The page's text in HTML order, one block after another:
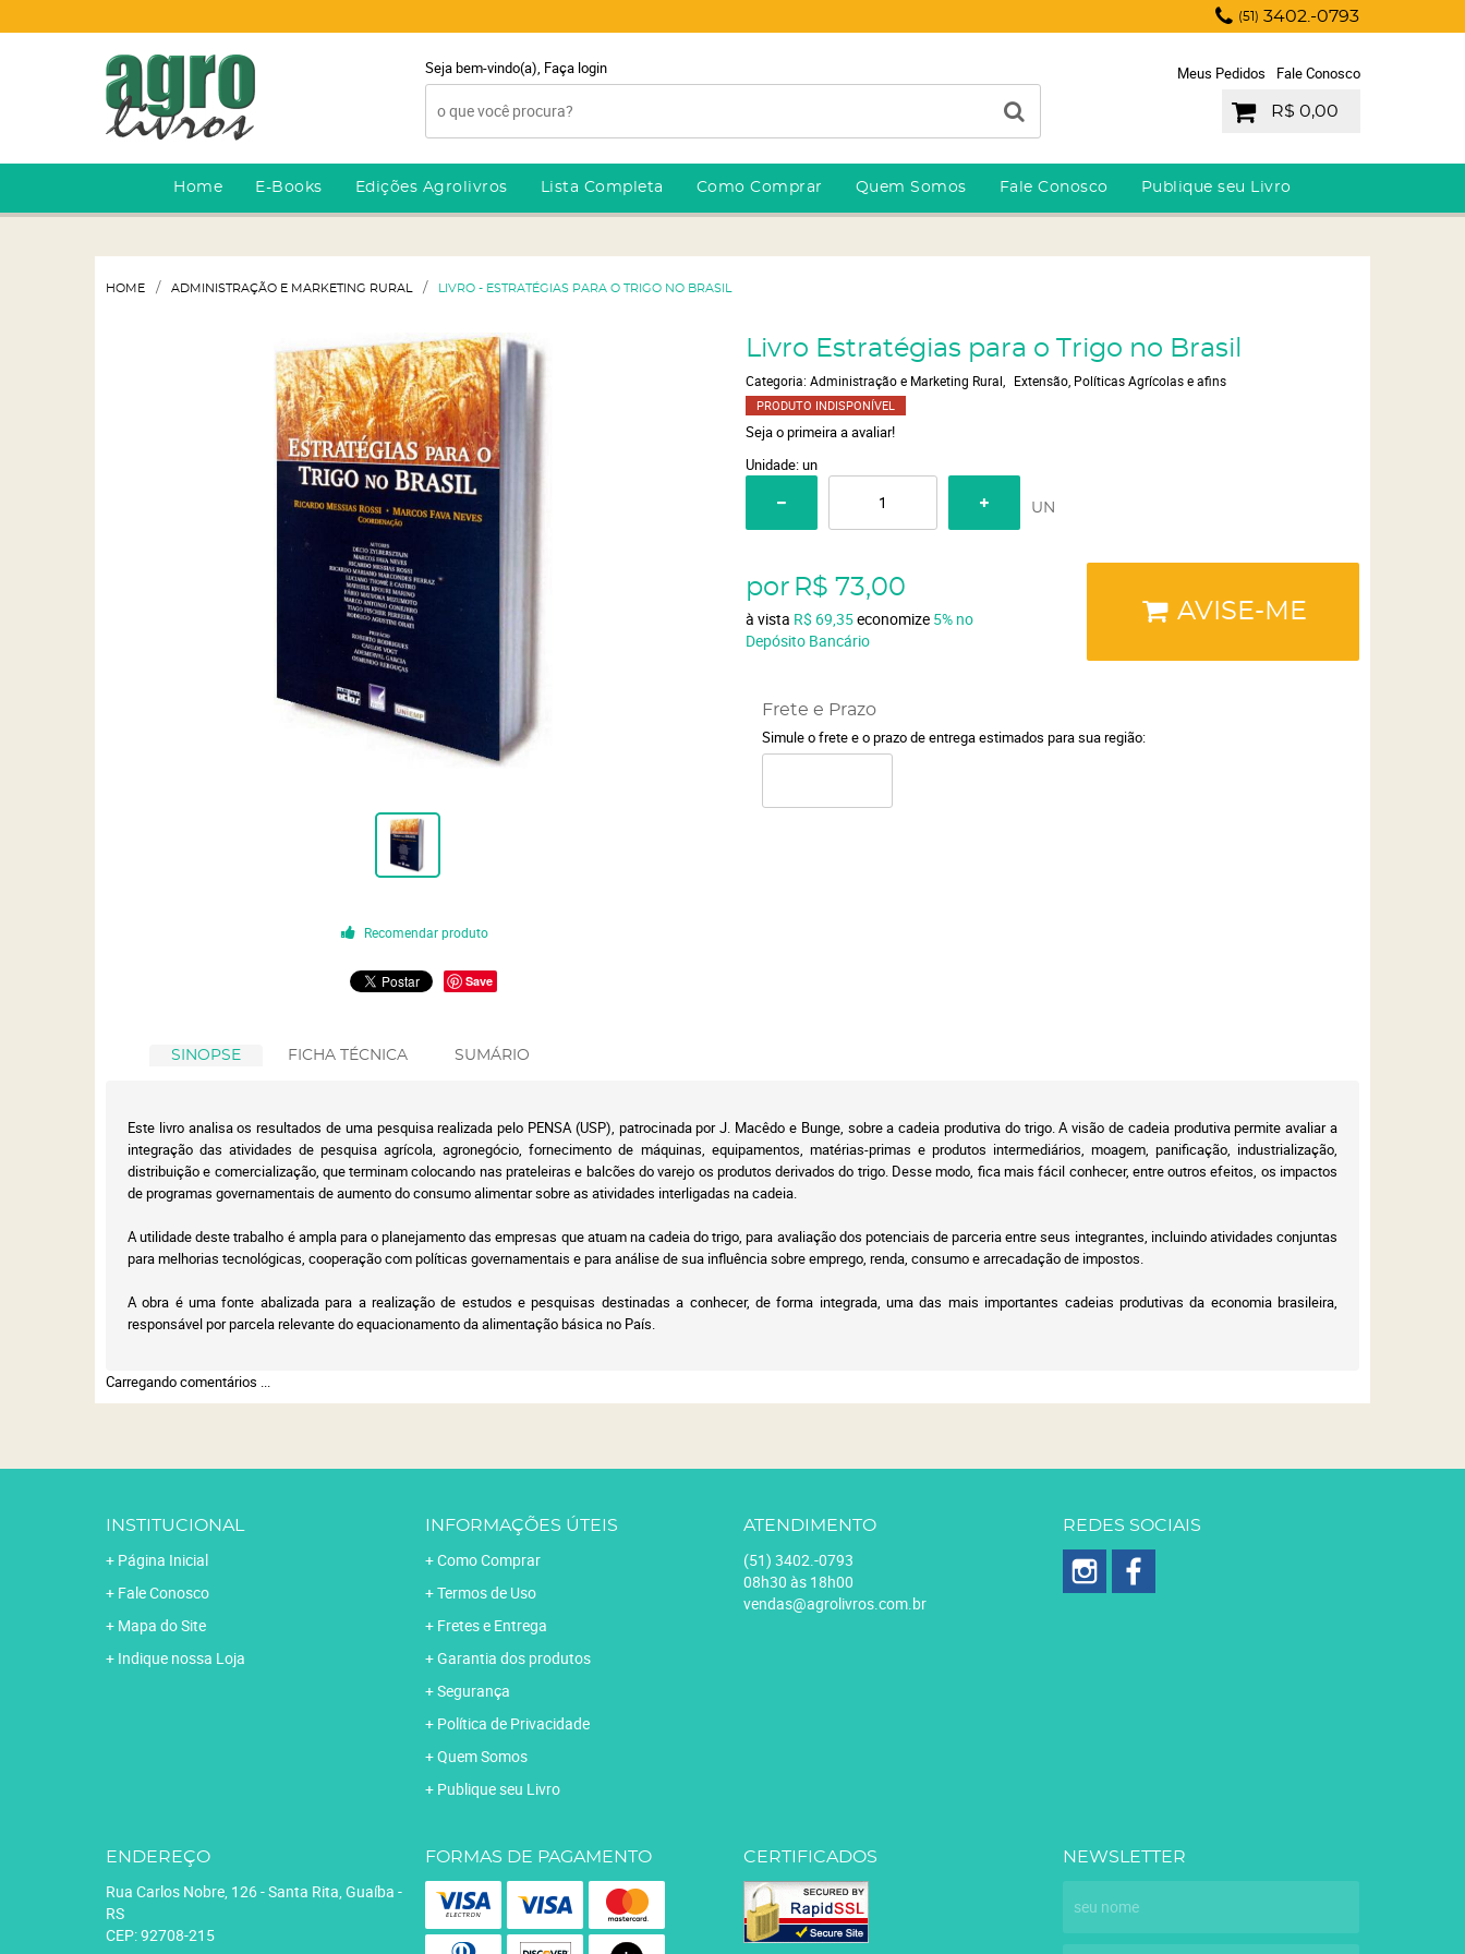
(51) 3402.-0793
Seja bem-vindo(a), Faça login Meus Pedidos Fale Conosco
R$ 0,00
Home E-Books Edições Agrolivros Lista Completa Como Comprar Quem Somos Fale Conosco Publique seu Livro
HOME ADMINISTRAÇÃO E MARKETING RURAL LIVRO - ESTRATÉGIAS PARA O TRIGO NO BRASIL
Recomendar produto
Save
Livro Estratégias para o Trigo no Brasil
Categoria: Administração e Marketing Rural Extensão, Políticas Agrícolas e afins
PRODUTO INDISPONÍVEL
Seja o primeira a avaliar!
Unidade: un
UN
por R$ 73,00
à vista R$ 69,35economize 5% no
Depósito Bancário
AVISE-ME
Frete e Prazo
Simule o frete e o prazo de entrega estimados para sua região:
SINOPSE FICHA TÉCNICA SUMÁRIO
Este livro analisa os resultados de uma pesquisa realizada pelo PENSA (USP), patrocinada por J. Macêdo e Bunge, sobre a cadeia produtiva do trigo. A visão de cadeia produtiva permite avaliar a
integração das atividades de pesquisa agrícola, agronegócio, fornecimento de máquinas, equipamentos, matérias-primas e produtos intermediários, moagem, panificação, industrialização,
distribuição e comercialização, que terminam colocando nas prateleiras e balcões do varejo os produtos derivados do trigo. Desse modo, fica mais fácil conhecer, entre outros efeitos, os impactos
de programas governamentais de aumento do consumo alimentar sobre as atividades interligadas na cadeia.
A utilidade deste trabalho é ampla para o planejamento das empresas que atuam na cadeia do trigo, para avaliação dos potenciais de parceria entre seus integrantes, incluindo atividades conjuntas
para melhorias tecnológicas, cooperação com políticas governamentais e para análise de sua influência sobre emprego, renda, consumo e arrecadação de impostos.
A obra é uma fonte abalizada para a realização de estudos e pesquisas destinadas a conhecer, de forma integrada, uma das mais importantes cadeias produtivas da economia brasileira,
responsável por parcela relevante do equacionamento da alimentação básica no País.
Carregando comentários ...
INSTITUCIONAL
Página Inicial
Fale Conosco
Mapa do Site
Indique nossa Loja
INFORMAÇÕES ÚTEIS
Como Comprar
Termos de Uso
Fretes e Entrega
Garantia dos produtos
Segurança
Política de Privacidade
Quem Somos
Publique seu Livro
ATENDIMENTO
(51) 3402.-0793
08h30 às 18h00
vendas@agrolivros.com.br
REDES SOCIAIS
ENDEREÇO
Rua Carlos Nobre, 126-Santa Rita, Guaíba -
RS
CEP: 92708-215
FORMAS DE PAGAMENTO CERTIFICADOS NEWSLETTER